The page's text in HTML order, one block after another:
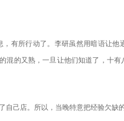
有所行动了。李研虽然用暗语让他
的又熟，一旦让他们知道了，十有
己店。所以，当晚特意把经验欠缺